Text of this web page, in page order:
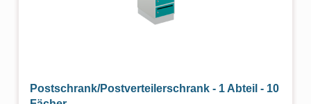
Postschrank/Postverteilerschrank - 1 Abteil - 10